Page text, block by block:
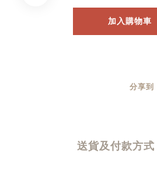
加入購物車
分享到
送貨及付款方式